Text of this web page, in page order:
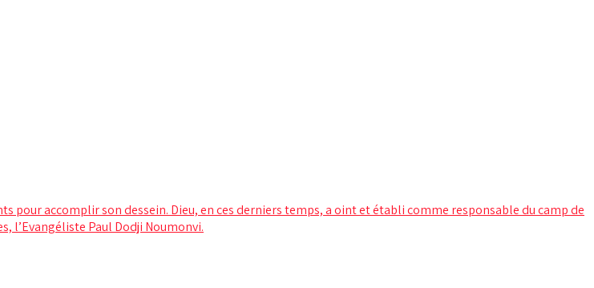
accomplir son dessein. Dieu, en ces derniers temps, a oint et établi comme responsable du camp de
l’Evangéliste Paul Dodji Noumonvi.